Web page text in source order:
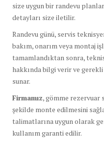
size uygun bir randevu
detayları size iletilir.
Randevu günü, servis
bakım, onarım veya montaj
tamamlandıktan sonra,
hakkında bilgi verir ve
sunar.
Firmamız, gömme rezervuar
şekilde monte edilmesini
talimatlarına uygun olarak
kullanım garanti edilir.